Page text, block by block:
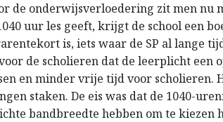
de onderwijsverloedering zit men nu
uur les geeft, krijgt de school een
is, iets waar de SP al lange
de scholieren dat de leerplicht een
en minder vrije tijd voor scholieren.
staken. De eis was dat de 1040-
bandbreedte hebben om te kiezen